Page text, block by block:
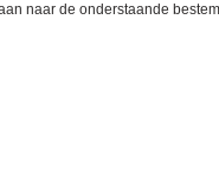
naar de onderstaande